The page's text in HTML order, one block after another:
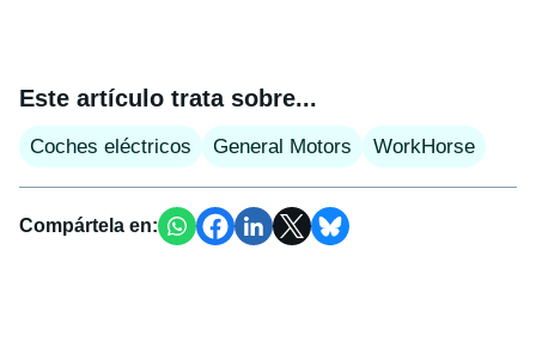
Este artículo trata sobre...
Coches eléctricos General Motors WorkHorse
Compártela en: